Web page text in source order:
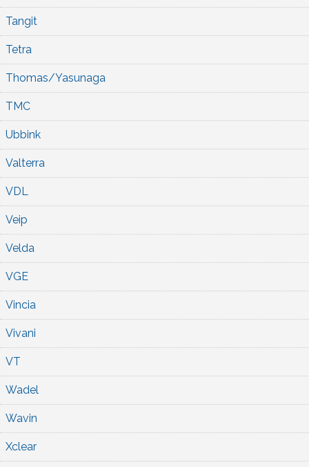
Tangit
Tetra
Thomas/Yasunaga
TMC
Ubbink
Valterra
VDL
Veip
Velda
VGE
Vincia
Vivani
VT
Wadel
Wavin
Xclear